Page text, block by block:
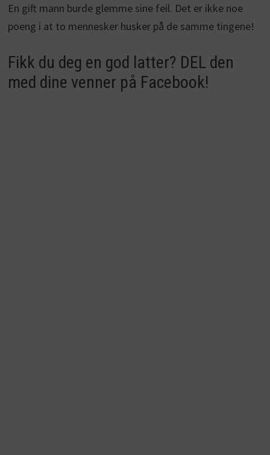
En gift mann burde glemme sine feil. Det er ikke noe
poeng i at to mennesker husker på de samme tingene!
Fikk du deg en god latter? DEL den
med dine venner på Facebook!